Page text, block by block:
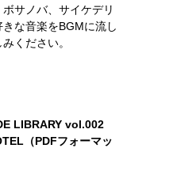
サノバ、サイケデリ
な音楽をBGMに流し
ください。
LIBRARY vol.002
（PDFフォーマッ